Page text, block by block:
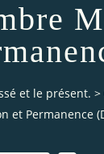
et le présent. >
et Permanence